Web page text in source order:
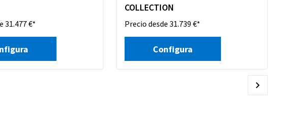
31.477 €*
COLLECTION
Precio desde 31.739 €*
Configura